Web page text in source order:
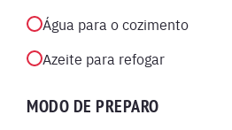
Água para o cozimento
Azeite para refogar
MODO DE PREPARO